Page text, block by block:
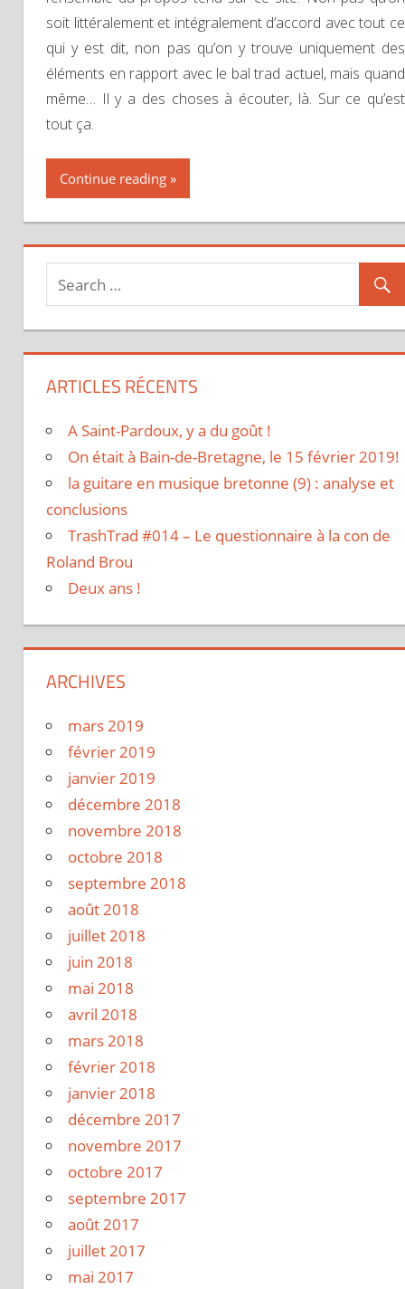
soit littéralement et intégralement d’accord avec tout ce
qui y est dit, non pas qu’on y trouve uniquement des
éléments en rapport avec le bal trad actuel, mais quand
même… Il y a des choses à écouter, là. Sur ce qu’est
tout ça.
Continue reading
ARTICLES RÉCENTS
A Saint-Pardoux, y a du goût !
On était à Bain-de-Bretagne, le 15 février 2019!
la guitare en musique bretonne (9) : analyse et
conclusions
TrashTrad #014 – Le questionnaire à la con de
Roland Brou
Deux ans !
ARCHIVES
mars 2019
février 2019
janvier 2019
décembre 2018
novembre 2018
octobre 2018
septembre 2018
août 2018
juillet 2018
juin 2018
mai 2018
avril 2018
mars 2018
février 2018
janvier 2018
décembre 2017
novembre 2017
octobre 2017
septembre 2017
août 2017
juillet 2017
mai 2017